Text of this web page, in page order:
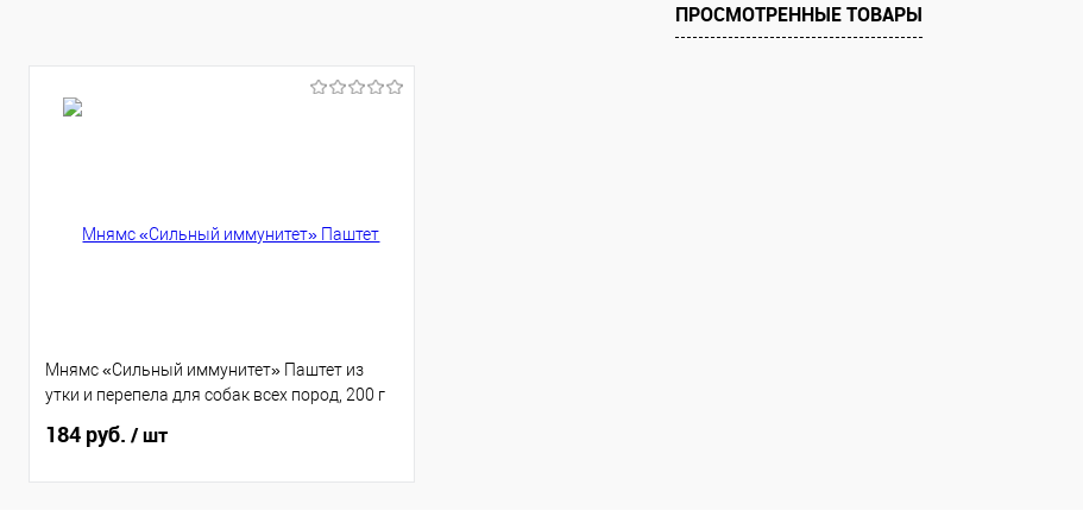
ПРОСМОТРЕННЫЕ ТОВАРЫ
Мнямс «Сильный иммунитет» Паштет из
утки и перепела для собак всех пород, 200 г
184 руб. / шт